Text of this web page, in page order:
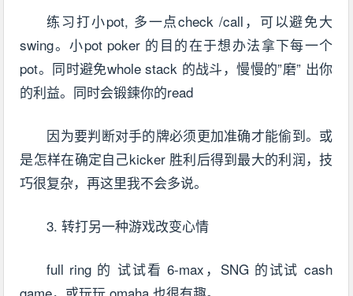
练习打小pot, 多一点check /call，可以避免大
swing。小pot poker 的目的在于想办法拿下每一个
pot。同时避免whole stack 的战斗，慢慢的”磨” 出你
的利益。同时会锻鍊你的read
因为要判断对手的牌必须更加准确才能偷到。或
是怎样在确定自己kicker 胜利后得到最大的利润，技
巧很复杂，再这里我不会多说。
3. 转打另一种游戏改变心情
full ring 的 试试看 6-max，SNG 的试试 cash